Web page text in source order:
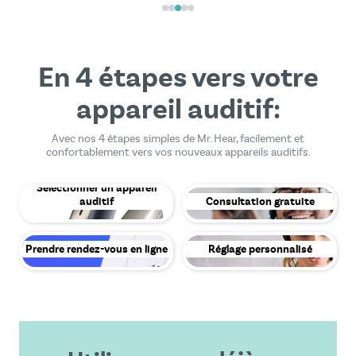
En 4 étapes vers votre
appareil auditif:
Avec nos 4 étapes simples de Mr. Hear, facilement et
confortablement vers vos nouveaux appareils auditifs.
Sélectionner un appareil
auditif
Consultation gratuite
Prendre rendez-vous en ligne Réglage personnalisé